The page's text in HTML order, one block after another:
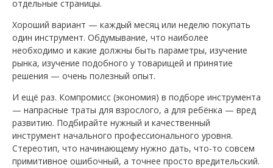
отдельные страницы.
Хороший вариант — каждый месяц или неделю покупать
один инструмент. Обдумывание, что наиболее
необходимо и какие должны быть параметры, изучение
рынка, изучение подобного у товарищей и принятие
решения — очень полезный опыт.
И ещё раз. Компромисс (экономия) в подборе инструмента
— напрасные траты для взрослого, а для ребёнка — вред
развитию. Подбирайте нужный и качественный
инструмент начального профессионального уровня.
Стереотип, что начинающему нужно дать, что-то совсем
примитивное ошибочный, а точнее просто вредительский.